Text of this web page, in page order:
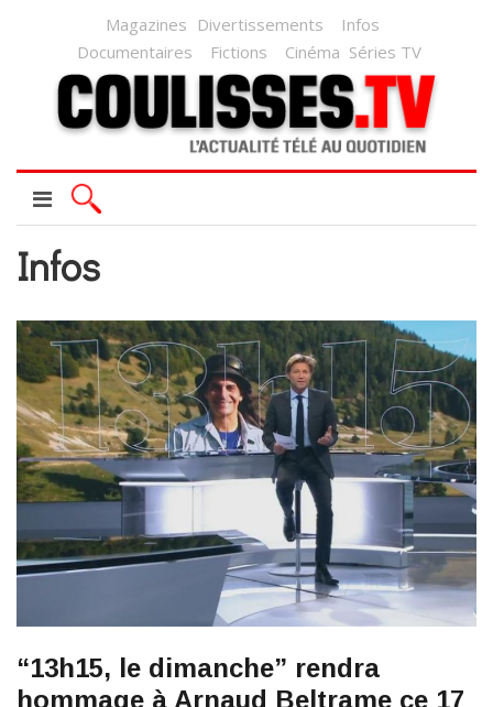
Magazines Divertissements
Infos
Documentaires
Fictions Cinéma Séries TV
Infos
“13h15, le dimanche” rendra
hommage à Arnaud Beltrame ce 17